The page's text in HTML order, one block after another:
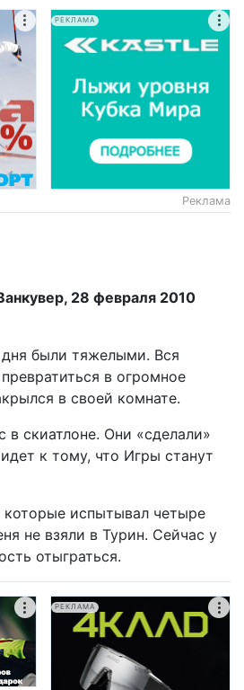
РЕКЛАМА
Реклама
28 февраля 2010
были тяжелыми. Вся
в огромное
в своей комнате.
скиатлоне. Они «сделали»
к тому, что Игры станут
которые испытывал четыре
не взяли в Турин. Сейчас у
отыграться.
РЕКЛАМА